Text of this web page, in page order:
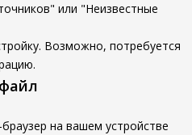
или "Неизвестные
Возможно, потребуется
на вашем устройстве